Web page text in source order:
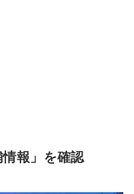
報」を確認